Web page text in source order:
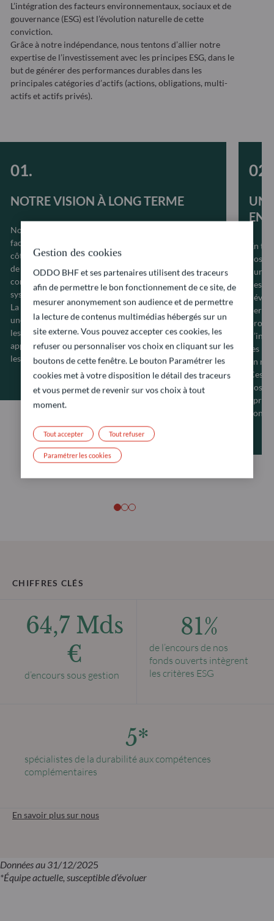
L’intégration des facteurs environnementaux, sociaux et de
gouvernance (ESG) est l’évolution naturelle de cette
conviction.
Grâce à notre indépendance, nous tentons d’allier notre
expertise de l’investissement avec les principes ESG, dans le
but de générer des performances durables dans les
principales catégories d’actifs (actions, obligations, multi-
actifs et actifs privés).
NOTRE VISION À LONG TERME
Nous sommes convaincus que l’intégration des
facteurs ESG à nos processus d’investissement aux
côtés d’indicateurs financiers classiques nous permet
de prendre nos décisions d’investissement en pleine
connaissance de cause, de mieux gérer les risques
systémiques et de créer de la valeur à long terme.
La stabilité de nos équipes de gestion d’actifs permet
une grande proximité avec les entreprises dans
lesquelles nous investissons, permettant un dialogue
approfondi et régulier nécessaire pour progresser sur
les questions de durabilité.
UN
En
nos
des
les
en
Ces
nos
CHIFFRES CLÉS
64,7 Mds
€
d’encours sous gestion
81%
de l’encours de nos
fonds ouverts intègrent
les critères ESG
5*
spécialistes de la durabilité aux compétences
complémentaires
En savoir plus sur nous
Données au 31/12/2025
*Équipe actuelle, susceptible d’évoluer
Gestion des cookies
ODDO BHF et ses partenaires utilisent des traceurs
afin de permettre le bon fonctionnement de ce site, de
mesurer anonymement son audience et de permettre
la lecture de contenus multimédias hébergés sur un
site externe. Vous pouvez accepter ces cookies, les
refuser ou personnaliser vos choix en cliquant sur les
boutons de cette fenêtre. Le bouton Paramétrer les
cookies met à votre disposition le détail des traceurs
et vous permet de revenir sur vos choix à tout
moment.
Tout refuser
Tout accepter
Paramétrer les cookies